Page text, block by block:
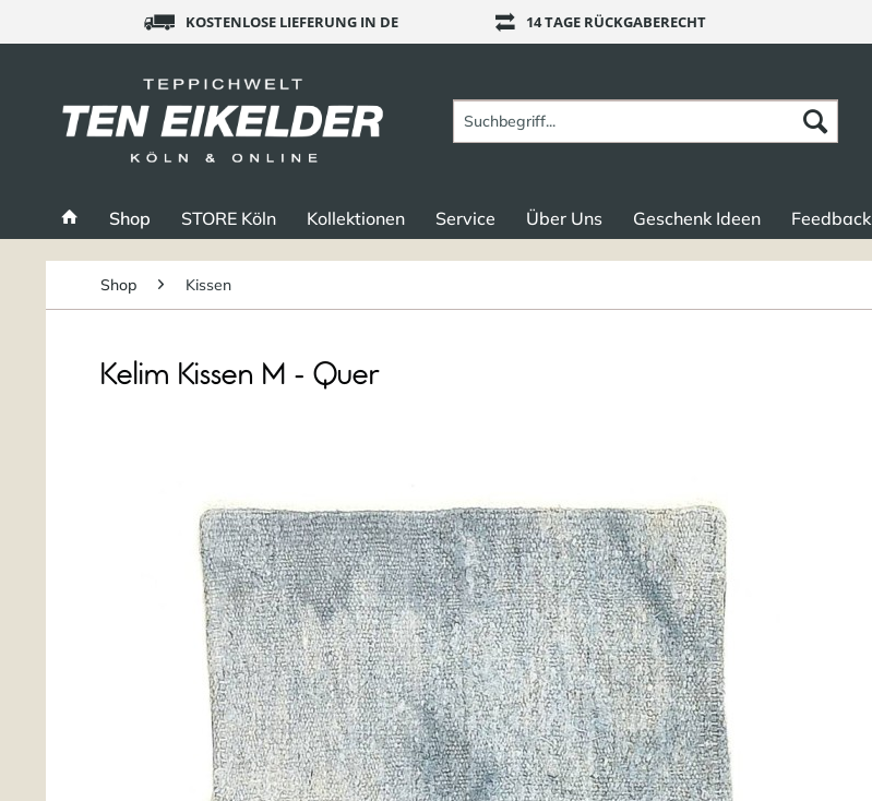
KOSTENLOSE LIEFERUNG IN DE 14 TAGE RÜCKGABERECHT
Shop STORE Köln Kollektionen Service Über Uns Geschenk Ideen Feedback
Shop Kissen
Kelim Kissen M - Quer